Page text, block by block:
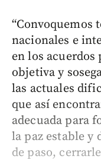
“Convoquemos
nacionales e
en los acuerdos
objetiva y
las actuales
que así
adecuada para
la paz estable y
de paso,